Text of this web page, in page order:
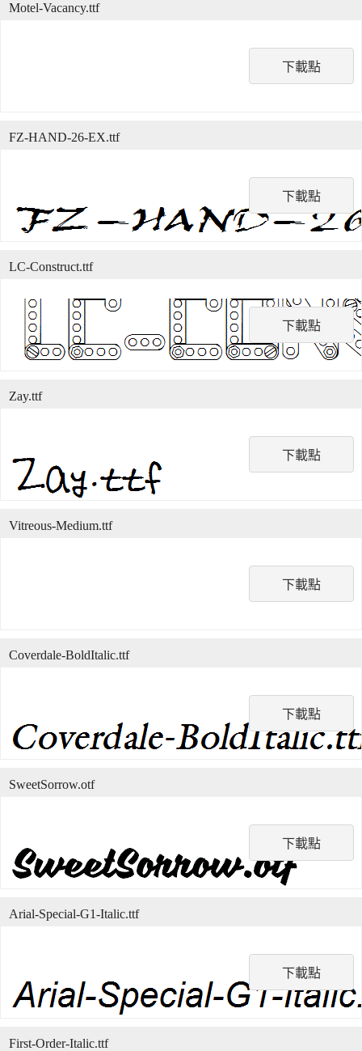
下載點
Motel-Vacancy.ttf
下載點
FZ-HAND-26-EX.ttf
下載點
LC-Construct.ttf
下載點
Zay.ttf
下載點
Vitreous-Medium.ttf
下載點
Coverdale-BoldItalic.ttf
下載點
SweetSorrow.otf
下載點
Arial-Special-G1-Italic.ttf
First-Order-Italic.ttf